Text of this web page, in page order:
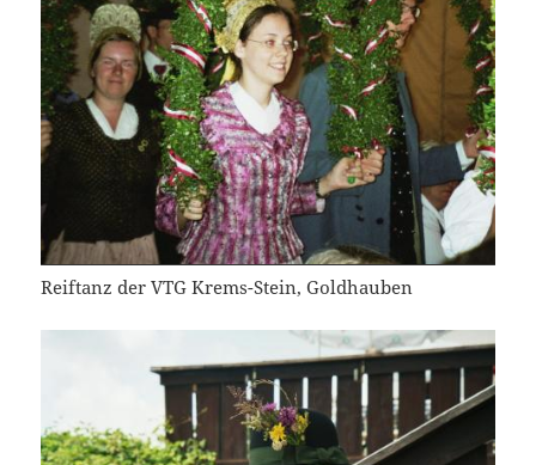
Reiftanz der VTG Krems-Stein, Goldhauben